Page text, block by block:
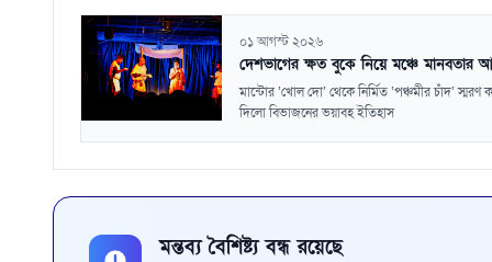
০১ আগস্ট ২০২৬
দেশভাগের ক্ষত বুকে নিয়ে মঞ্চে মানবতার
মান্টোর ‘খোল দো’ থেকে নির্মিত ‘পঞ্চমীর চাঁদ’ স্মরণ
দিলো বিভাজনের ভয়াবহ ইতিহাস
মন্তব্য বৈশিষ্ট্য বন্ধ রয়েছে